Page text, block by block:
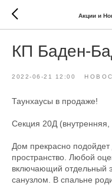
Акции и
КП Баден-
2022-06-21 12:00
Таунхаусы в продаже!
Секция 20Д (внутренняя,
Дом прекрасно подойдет
пространство. Любой
включающий отдельный
санузлом. В спальне